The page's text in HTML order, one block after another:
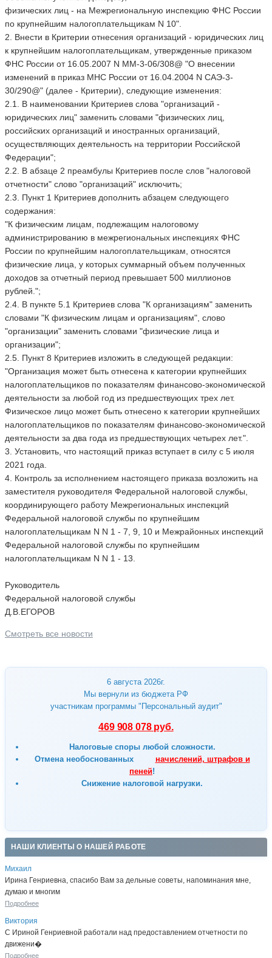
6 августа 2026г.
Мы вернули из бюджета РФ
участникам программы "Персональный аудит"
469 908 078 руб.
Налоговые споры любой сложности.
Отмена необоснованных начислений, штрафов и
пеней!
Снижение налоговой нагрузки.
НАШИ КЛИЕНТЫ О НАШЕЙ РАБОТЕ
Михаил
Ирина Генриевна, спасибо Вам за дельные советы, напоминания мне,
думаю и многим
Подробнее
Виктория
С Ириной Генриевной работали над предоставлением отчетности по
движени�
Подробнее
физических лиц - на Межрегиональную инспекцию ФНС России
по крупнейшим налогоплательщикам N 10".
2. Внести в Критерии отнесения организаций - юридических лиц
к крупнейшим налогоплательщикам, утвержденные приказом
ФНС России от 16.05.2007 N ММ-3-06/308@ "О внесении
изменений в приказ МНС России от 16.04.2004 N САЭ-3-
30/290@" (далее - Критерии), следующие изменения:
2.1. В наименовании Критериев слова "организаций -
юридических лиц" заменить словами "физических лиц,
российских организаций и иностранных организаций,
осуществляющих деятельность на территории Российской
Федерации";
2.2. В абзаце 2 преамбулы Критериев после слов "налоговой
отчетности" слово "организаций" исключить;
2.3. Пункт 1 Критериев дополнить абзацем следующего
содержания:
"К физическим лицам, подлежащим налоговому
администрированию в межрегиональных инспекциях ФНС
России по крупнейшим налогоплательщикам, относятся
физические лица, у которых суммарный объем полученных
доходов за отчетный период превышает 500 миллионов
рублей.";
2.4. В пункте 5.1 Критериев слова "К организациям" заменить
словами "К физическим лицам и организациям", слово
"организации" заменить словами "физические лица и
организации";
2.5. Пункт 8 Критериев изложить в следующей редакции:
"Организация может быть отнесена к категории крупнейших
налогоплательщиков по показателям финансово-экономической
деятельности за любой год из предшествующих трех лет.
Физическое лицо может быть отнесено к категории крупнейших
налогоплательщиков по показателям финансово-экономической
деятельности за два года из предшествующих четырех лет.".
3. Установить, что настоящий приказ вступает в силу с 5 июля
2021 года.
4. Контроль за исполнением настоящего приказа возложить на
заместителя руководителя Федеральной налоговой службы,
координирующего работу Межрегиональных инспекций
Федеральной налоговой службы по крупнейшим
налогоплательщикам N N 1 - 7, 9, 10 и Межрайонных инспекций
Федеральной налоговой службы по крупнейшим
налогоплательщикам N N 1 - 13.
Руководитель
Федеральной налоговой службы
Д.В.ЕГОРОВ
Смотреть все новости